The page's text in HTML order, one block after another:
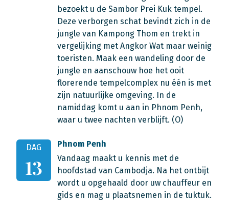
bezoekt u de Sambor Prei Kuk tempel.
Deze verborgen schat bevindt zich in de
jungle van Kampong Thom en trekt in
vergelijking met Angkor Wat maar weinig
toeristen. Maak een wandeling door de
jungle en aanschouw hoe het ooit
florerende tempelcomplex nu één is met
zijn natuurlijke omgeving. In de
namiddag komt u aan in Phnom Penh,
waar u twee nachten verblijft. (O)
DAG
13
Phnom Penh
Vandaag maakt u kennis met de
hoofdstad van Cambodja. Na het ontbijt
wordt u opgehaald door uw chauffeur en
gids en mag u plaatsnemen in de tuktuk.